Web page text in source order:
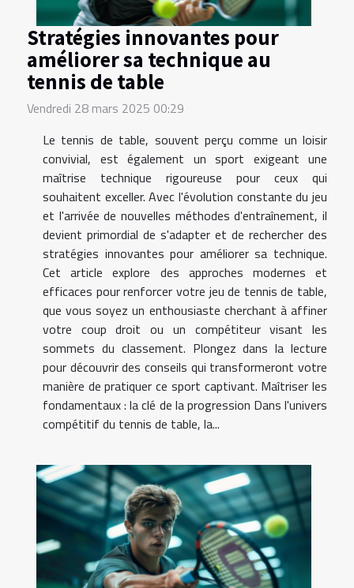
Stratégies innovantes pour
améliorer sa technique au
tennis de table
Vendredi 28 mars 2025 00:29
Le tennis de table, souvent perçu comme un loisir
convivial, est également un sport exigeant une
maîtrise technique rigoureuse pour ceux qui
souhaitent exceller. Avec l'évolution constante du jeu
et l'arrivée de nouvelles méthodes d'entraînement, il
devient primordial de s'adapter et de rechercher des
stratégies innovantes pour améliorer sa technique.
Cet article explore des approches modernes et
efficaces pour renforcer votre jeu de tennis de table,
que vous soyez un enthousiaste cherchant à affiner
votre coup droit ou un compétiteur visant les
sommets du classement. Plongez dans la lecture
pour découvrir des conseils qui transformeront votre
manière de pratiquer ce sport captivant. Maîtriser les
fondamentaux : la clé de la progression Dans l'univers
compétitif du tennis de table, la...